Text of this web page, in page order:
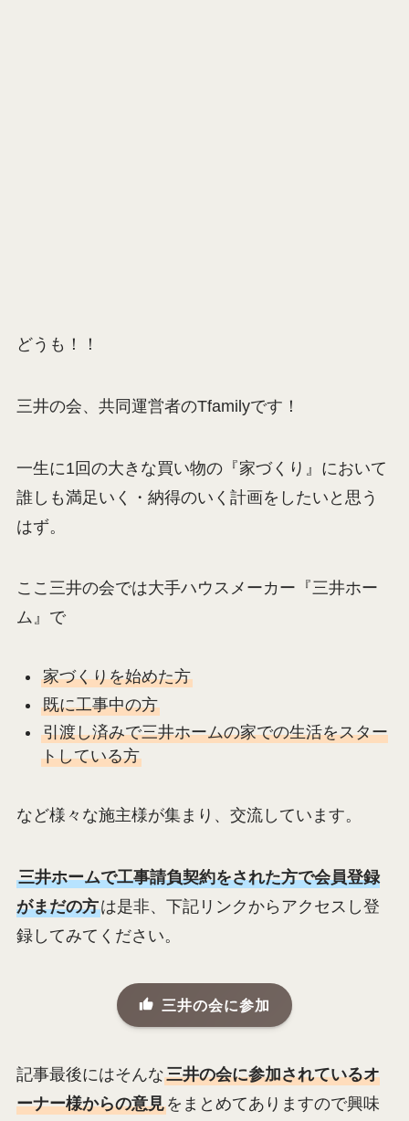
どうも！！
三井の会、共同運営者のTfamilyです！
一生に1回の大きな買い物の『家づくり』において
誰しも満足いく・納得のいく計画をしたいと思う
はず。
ここ三井の会では大手ハウスメーカー『三井ホー
ム』で
家づくりを始めた方
既に工事中の方
引渡し済みで三井ホームの家での生活をスター
トしている方
など様々な施主様が集まり、交流しています。
三井ホームで工事請負契約をされた方で会員登録
がまだの方は是非、下記リンクからアクセスし登
録してみてください。
三井の会に参加
記事最後にはそんな三井の会に参加されているオ
ーナー様からの意見をまとめてありますので興味